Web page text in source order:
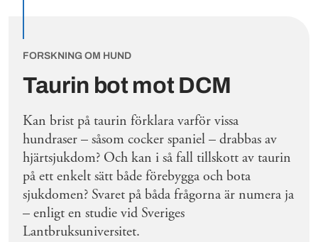
Taurin bot mot DCM
FORSKNING OM HUND
Kan brist på taurin förklara varför vissa
hundraser – såsom cocker spaniel – drabbas av
hjärtsjukdom? Och kan i så fall tillskott av taurin
på ett enkelt sätt både förebygga och bota
sjukdomen? Svaret på båda frågorna är numera ja
– enligt en studie vid Sveriges
Lantbruksuniversitet.